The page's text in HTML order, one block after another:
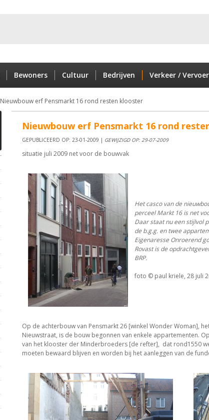
Bewoners Cultuur Bedrijven Verkeer / Vervoer
Nieuwbouw erf Pensmarkt 16 rond resten klooster
Nieuwbouw erf Pensmarkt 16 rond
GEPUBLICEERD OP: 23-01-2009 | GEWIJZIGD OP: 29-07-2009
situatie juli 2009 net voor de bouwvak
Het casco van de
perceel Markt 16 is net
Daar staat nu een stijlvol
de b.g.g. en twee
Eigenaresse Onroerend
Rovast is de
BRP.
foto © paul kriele, 28 juli
Op de achterbouw van Pensmarkt 26 [winkel Wonder Woman],
Nieuwstraat, is de bouw begonnen van enkele appartementen.
van het klooster der Minderbroeders [de refter], dat rond1550
moeten bewaard blijven en worden bij het aanleggen van de